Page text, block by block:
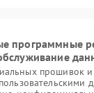
программные
прошивок и